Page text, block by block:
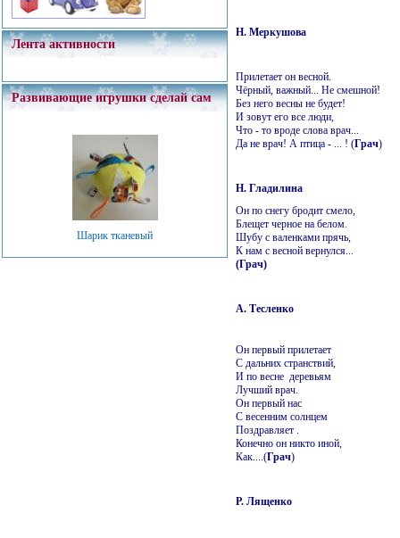
Лента активности
Развивающие игрушки сделай сам
Шарик тканевый
Н. Меркушова
Прилетает он весной.
Чёрный, важный... Не смешной!
Без него весны не будет!
И зовут его все люди,
Что - то вроде слова врач...
Да не врач! А птица - ... ! (Грач)
Н. Гладилина
Он по снегу бродит смело,
Блещет черное на белом.
Шубу с валенками прячь,
К нам с весной вернулся...
(Грач)
А. Тесленко
Он первый прилетает
С дальних странствий,
И по весне деревьям
Лучший врач.
Он первый нас
С весенним солнцем
Поздравляет .
Конечно он никто иной,
Как....(Грач)
Р. Лященко